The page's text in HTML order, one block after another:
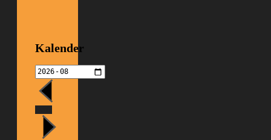
Kalender